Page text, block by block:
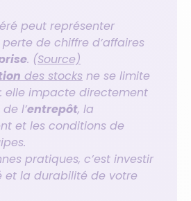
peut représenter
perte de chiffre d’affaires
. (Source)
des stocks ne se limite
elle impacte directement
l’entrepôt, la
et les conditions de
pratiques, c’est investir
et la durabilité de votre